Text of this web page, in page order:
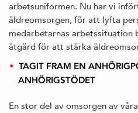
arbetsuniformen. Nu har vi
äldreomsorgen, för att lyfta
medarbetarnas
åtgärd för att stärka
TAGIT FRAM EN
ANHÖRIGSTÖDET
En stor del av omsorgen av